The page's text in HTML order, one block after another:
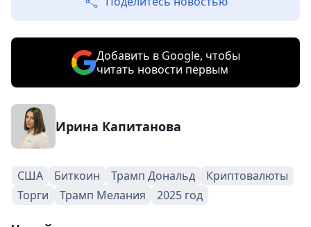
Добавить в Google, чтобы
читать новости первым
Ирина Капитанова
США Биткоин Трамп Дональд
Криптовалюты
Торги
Трамп Мелания 2025 год